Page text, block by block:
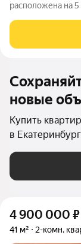
расположена на 5 этаже комфортный
течение всего
новые
Купить
в
4 900 000 ₽
41 м² 2-комн.